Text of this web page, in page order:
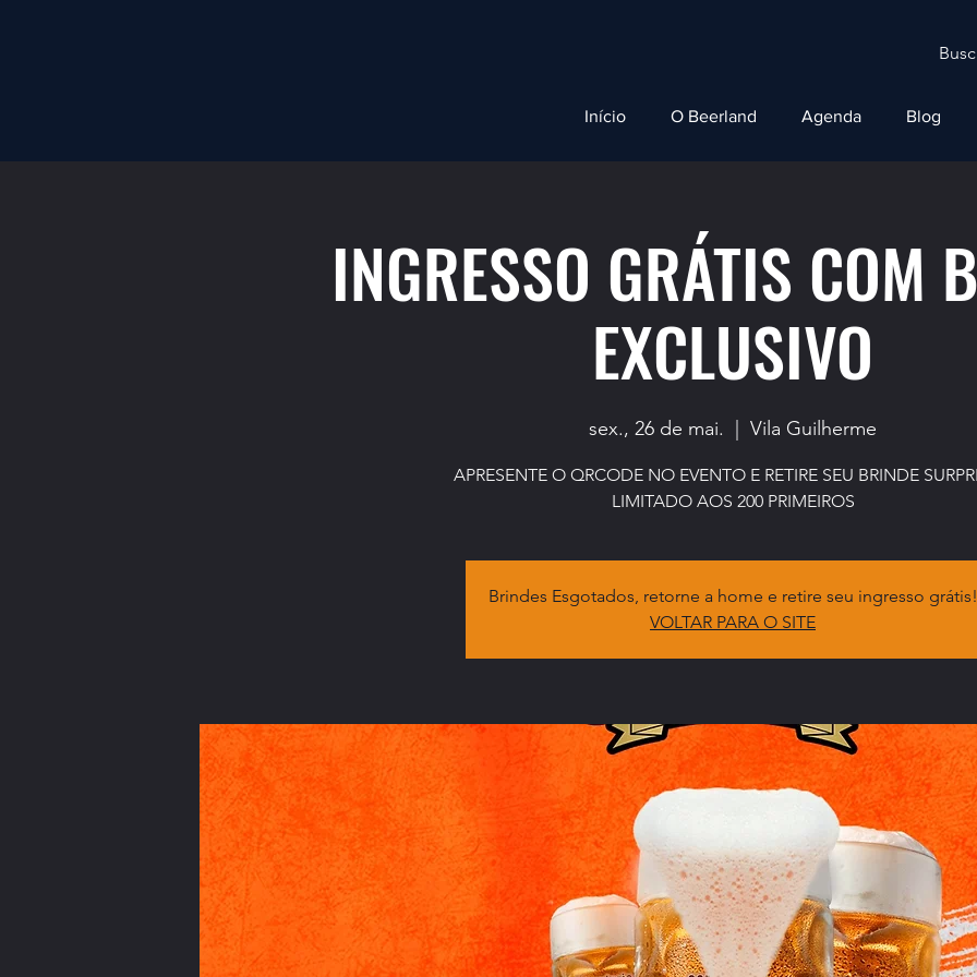
Início O Beerland Agenda Blog
INGRESSO GRÁTIS COM
EXCLUSIVO
sex., 26 de mai.
  |
Vila Guilherme
APRESENTE O QRCODE NO EVENTO E RETIRE SEU BRINDE
LIMITADO AOS 200 PRIMEIROS
Brindes Esgotados, retorne a home e retire seu ingresso grátis!
VOLTAR PARA O SITE